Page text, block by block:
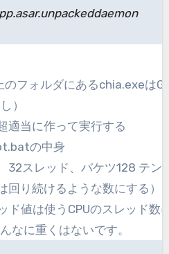
フォルダにあるchia.exeは
し）
適当に作って実行する
の中身
スレッド、バケツ128 テン
り続けるような数にする）
ド値は使うCPUのスレッド数
なに重くはないです。